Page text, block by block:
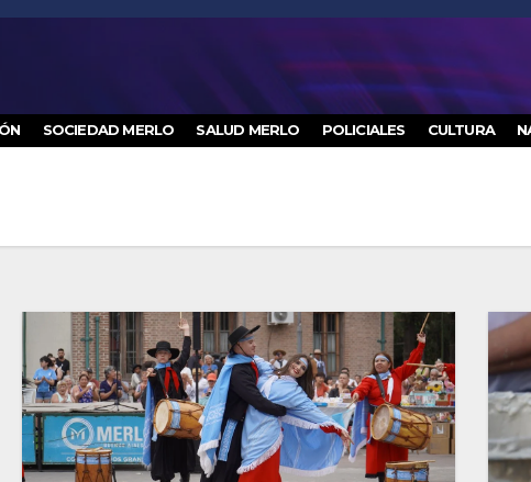
SOCIEDAD MERLO SALUD MERLO POLICIALES CULTURA